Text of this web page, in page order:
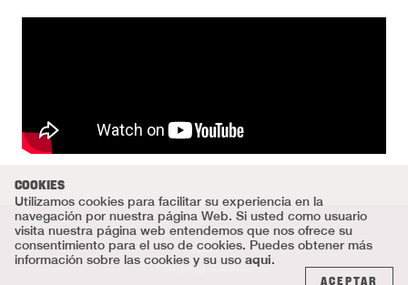
Texto
Carmela Asensi
COOKIES
Utilizamos cookies para facilitar su experiencia en la
navegación por nuestra página Web. Si usted como usuario
visita nuestra página web entendemos que nos ofrece su
consentimiento para el uso de cookies. Puedes obtener más
información sobre las cookies y su uso aqui.
ACEPTAR